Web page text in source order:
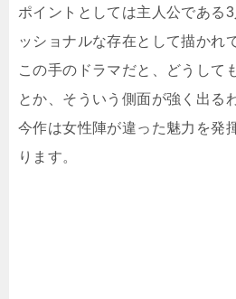
ポイントとしては主人公である
ッショナルな存在として描かれ
この手のドラマだと、どうして
とか、そういう側面が強く出る
今作は女性陣が違った魅力を発
ります。